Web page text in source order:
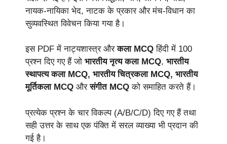
नायक-नायिका भेद, नाटक के प्रकार और मंच-विधान का
सुव्यवस्थित विवेचन किया गया है।
इस PDF में नाट्यशास्त्र औरकला MCQ हिंदी में 100
प्रश्न दिए गए हैं जो भारतीय नृत्य कला MCQ, भारतीय
स्थापत्य कला MCQ, भारतीय चित्रकला MCQ, भारतीय
मूर्तिकला MCQ औरसंगीत MCQ को समाहित करते हैं।
प्रत्येक प्रश्न के चार विकल्प (A/B/C/D) दिए गए हैं तथा
सही उत्तर के साथ एक पंक्ति में सरल व्याख्या भी प्रदान की
गई है।